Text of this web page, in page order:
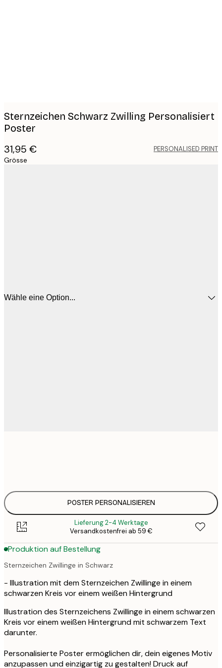
Sternzeichen Schwarz Zwilling Personalisiert
Poster
31,95 € PERSONALISED PRINT
Grösse
Wähle eine Option...
POSTER PERSONALISIEREN
Lieferung 2-4 Werktage
Versandkostenfrei ab 59 €
Produktion auf Bestellung
Sternzeichen Zwillinge in Schwarz
- Illustration mit dem Sternzeichen Zwillinge in einem
schwarzen Kreis vor einem weißen Hintergrund
Illustration des Sternzeichens Zwillinge in einem schwarzen
Kreis vor einem weißen Hintergrund mit schwarzem Text
darunter.
Personalisierte Poster ermöglichen dir, dein eigenes Motiv
anzupassen und einzigartig zu gestalten! Druck auf